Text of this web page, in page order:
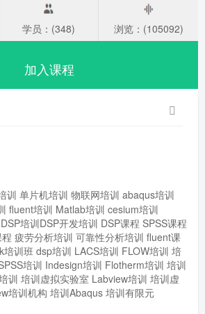
学员：(348) 浏览：(105092)
加入课程
训 单片机培训 物联网培训 abaqus培训
fluent培训 Matlab培训 cesium培训
DSP培训DSP开发培训 DSP课程 SPSS课程
疲劳分析培训 可靠性分析培训 fluent课
培训班 dsp培训 LACS培训 FLOW培训 培
培训 Indesign培训 Flotherm培训 培训
训 培训虚拟实验室 Labview培训 培训虚
培训机构 培训Abaqus 培训有限元